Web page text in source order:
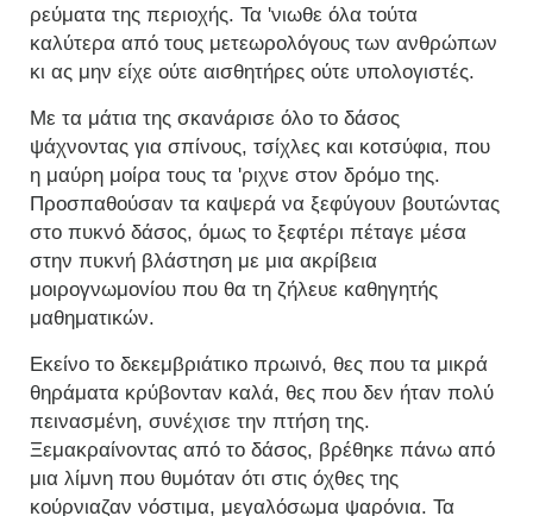
ρεύματα της περιοχής. Τα 'νιωθε όλα τούτα
καλύτερα από τους μετεωρολόγους των ανθρώπων
κι ας μην είχε ούτε αισθητήρες ούτε υπολογιστές.
Με τα μάτια της σκανάρισε όλο το δάσος
ψάχνοντας για σπίνους, τσίχλες και κοτσύφια, που
η μαύρη μοίρα τους τα 'ριχνε στον δρόμο της.
Προσπαθούσαν τα καψερά να ξεφύγουν βουτώντας
στο πυκνό δάσος, όμως το ξεφτέρι πέταγε μέσα
στην πυκνή βλάστηση με μια ακρίβεια
μοιρογνωμονίου που θα τη ζήλευε καθηγητής
μαθηματικών.
Εκείνο το δεκεμβριάτικο πρωινό, θες που τα μικρά
θηράματα κρύβονταν καλά, θες που δεν ήταν πολύ
πεινασμένη, συνέχισε την πτήση της.
Ξεμακραίνοντας από το δάσος, βρέθηκε πάνω από
μια λίμνη που θυμόταν ότι στις όχθες της
κούρνιαζαν νόστιμα, μεγαλόσωμα ψαρόνια. Τα